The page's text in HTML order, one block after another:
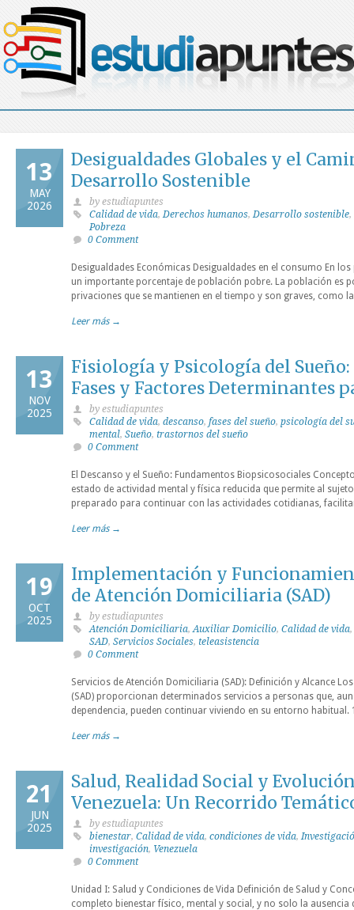
13
MAY
2026
Desigualdades Globales y el
Desarrollo Sostenible
by estudiapuntes
Calidad de vida,Derechos humanos,Desarrollo sostenible,
Pobreza
0 Comment
Desigualdades Económicas Desigualdades en el consumo En
un importante porcentaje de población pobre. La población es
privaciones que se mantienen en el tiempo y son graves, como
Leer más →
13
NOV
2025
Fisiología y Psicología del
Fases y Factores Determinantes
by estudiapuntes
Calidad de vida, descanso, fases del sueño, psicología del
mental, Sueño, trastornos del sueño
0 Comment
El Descanso y el Sueño: Fundamentos Biopsicosociales
estado de actividad mental y física reducida que permite al
preparado para continuar con las actividades cotidianas,
Leer más →
19
OCT
2025
Implementación y
de Atención Domiciliaria (SAD)
by estudiapuntes
Atención Domiciliaria,Auxiliar Domicilio, Calidad de vida,
SAD, Servicios Sociales, teleasistencia
0 Comment
Servicios de Atención Domiciliaria (SAD): Definición y Alcance
(SAD) proporcionan determinados servicios a personas que,
dependencia, pueden continuar viviendo en su entorno habitual.
Leer más →
21
JUN
2025
Salud, Realidad Social y
Venezuela: Un Recorrido
by estudiapuntes
bienestar, Calidad de vida, condiciones de vida,
investigación, Venezuela
0 Comment
Unidad I: Salud y Condiciones de Vida Definición de Salud y
completo bienestar físico, mental y social, y no solo la ausencia